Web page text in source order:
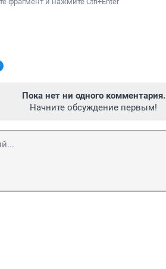
Пока нет ни одного комментария.
Начните обсуждение первым!